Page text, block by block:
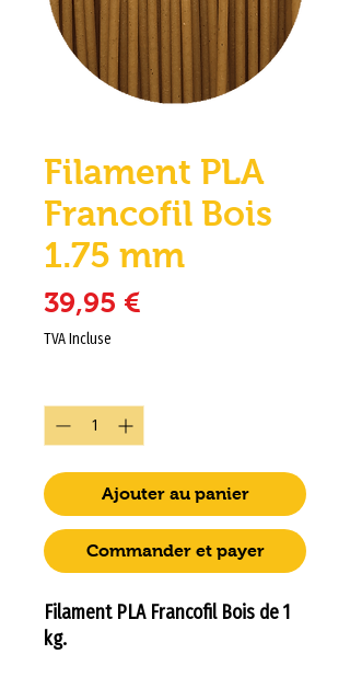
Filament PLA
Francofil Bois
1.75 mm
39,95 €
TVA Incluse
Ajouter au panier
Commander et payer
Filament PLA Francofil Bois de 1
kg.